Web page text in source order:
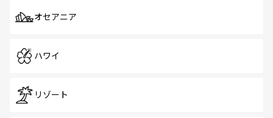
オセアニア
ハワイ
リゾート